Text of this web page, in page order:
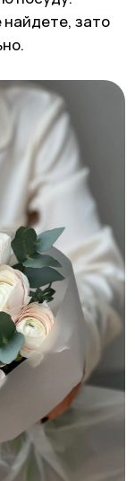
себя.
расчету
МКАД при